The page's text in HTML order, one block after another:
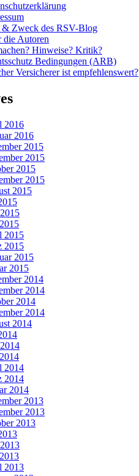
& Zweck des RSV-Blog
die Autoren
Hinweise? Kritik?
Bedingungen (ARB)
Versicherer ist empfehlenswert?
2016
2016
2015
2015
2015
2015
2015
2015
2015
2015
2015
2014
2014
2014
2014
2014
2014
2014
2014
2013
2013
2013
2013